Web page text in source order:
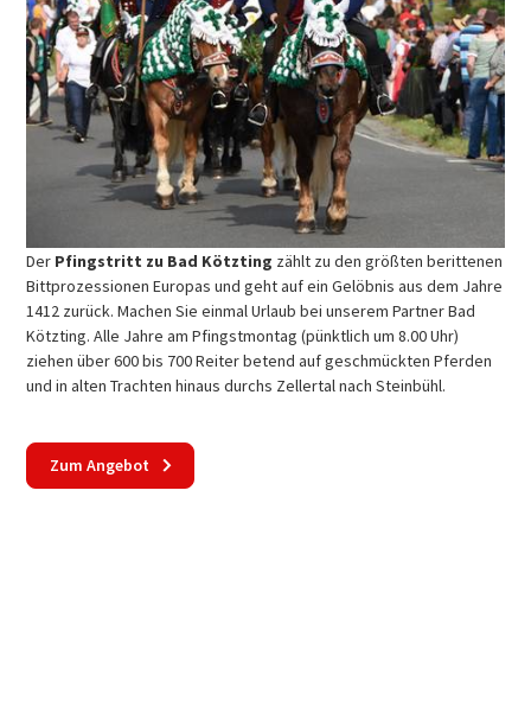
Der Pfingstritt zu Bad Kötzting zählt zu den größten berittenen
Bittprozessionen Europas und geht auf ein Gelöbnis aus dem Jahre
1412 zurück. Machen Sie einmal Urlaub bei unserem Partner Bad
Kötzting. Alle Jahre am Pfingstmontag (pünktlich um 8.00 Uhr)
ziehen über 600 bis 700 Reiter betend auf geschmückten Pferden
und in alten Trachten hinaus durchs Zellertal nach Steinbühl.
Zum Angebot